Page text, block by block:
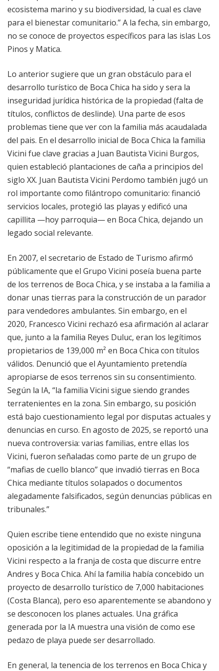
ecosistema marino y su biodiversidad, la cual es clave
para el bienestar comunitario.” A la fecha, sin embargo,
no se conoce de proyectos específicos para las islas Los
Pinos y Matica.
Lo anterior sugiere que un gran obstáculo para el
desarrollo turístico de Boca Chica ha sido y sera la
inseguridad jurídica histórica de la propiedad (falta de
títulos, conflictos de deslinde). Una parte de esos
problemas tiene que ver con la familia más acaudalada
del pais. En el desarrollo inicial de Boca Chica la familia
Vicini fue clave gracias a Juan Bautista Vicini Burgos,
quien estableció plantaciones de caña a principios del
siglo XX. Juan Bautista Vicini Perdomo también jugó un
rol importante como filántropo comunitario: financió
servicios locales, protegió las playas y edificó una
capillita —hoy parroquia— en Boca Chica, dejando un
legado social relevante.
En 2007, el secretario de Estado de Turismo afirmó
públicamente que el Grupo Vicini poseía buena parte
de los terrenos de Boca Chica, y se instaba a la familia a
donar unas tierras para la construcción de un parador
para vendedores ambulantes. Sin embargo, en el
2020, Francesco Vicini rechazó esa afirmación al aclarar
que, junto a la familia Reyes Duluc, eran los legítimos
propietarios de 139,000 m² en Boca Chica con títulos
válidos. Denunció que el Ayuntamiento pretendía
apropiarse de esos terrenos sin su consentimiento.
Según la IA, “la familia Vicini sigue siendo grandes
terratenientes en la zona. Sin embargo, su posición
está bajo cuestionamiento legal por disputas actuales y
denuncias en curso. En agosto de 2025, se reportó una
nueva controversia: varias familias, entre ellas los
Vicini, fueron señaladas como parte de un grupo de
“mafias de cuello blanco” que invadió tierras en Boca
Chica mediante títulos solapados o documentos
alegadamente falsificados, según denuncias públicas en
tribunales.”
Quien escribe tiene entendido que no existe ninguna
oposición a la legitimidad de la propiedad de la familia
Vicini respecto a la franja de costa que discurre entre
Andres y Boca Chica. Ahí la familia había concebido un
proyecto de desarrollo turístico de 7,000 habitaciones
(Costa Blanca), pero eso aparentemente se abandono y
se desconocen los planes actuales. Una gráfica
generada por la IA muestra una visión de como ese
pedazo de playa puede ser desarrollado.
En general, la tenencia de los terrenos en Boca Chica y